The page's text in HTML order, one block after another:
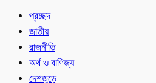
প্রচ্ছদ
জাতীয়
রাজনীতি
অর্থ ও বাণিজ্য
দেশজুড়ে